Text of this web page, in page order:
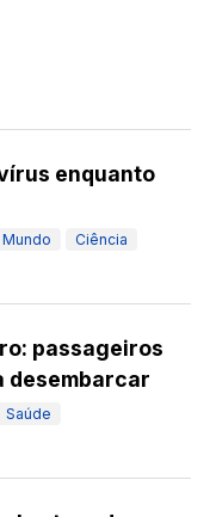
enquanto
Mundo Ciência
passageiros
desembarcar
Saúde